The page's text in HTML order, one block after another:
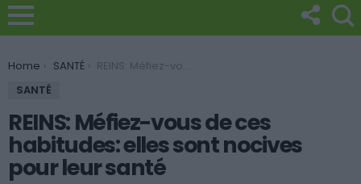
You are here:
Home SANTÉ
REINS: Méfiez-vous de ces habitudes: elles sont nocives pour leur santé
SANTÉ
REINS: Méfiez-vous de ces
habitudes: elles sont nocives
pour leur santé